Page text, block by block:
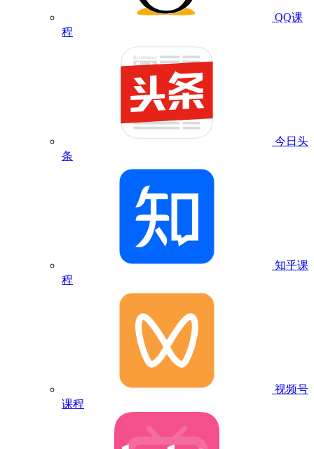
QQ课
程
今日头
条
知乎课
程
视频号
课程